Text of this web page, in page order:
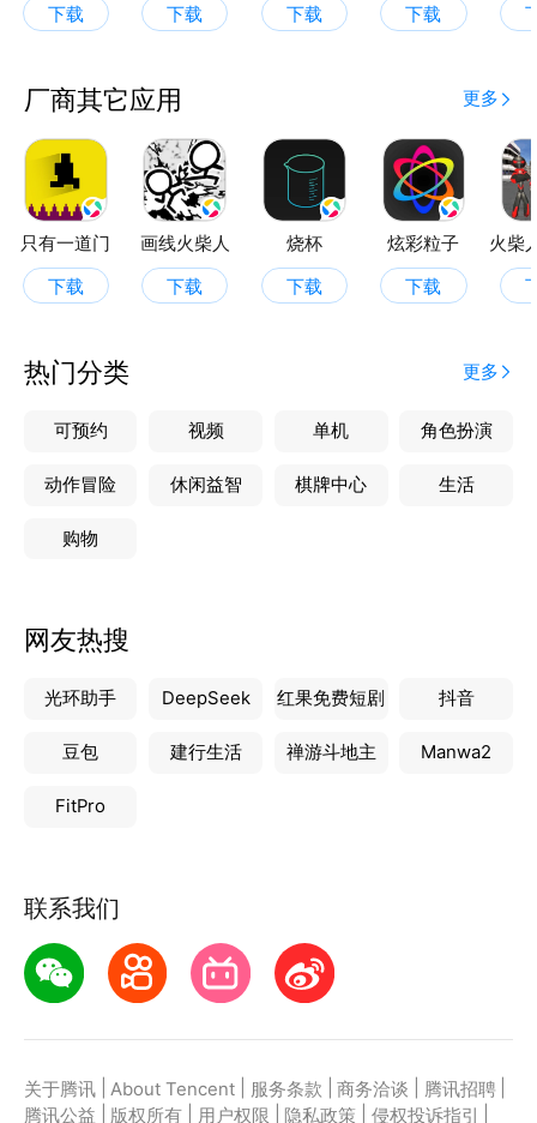
下载 下载 下载 下载
厂商其它应用 更多
只有一道门
下载
画线火柴人
下载
烧杯
下载
炫彩粒子
下载
热门分类 更多
可预约 视频 单机 角色扮演
动作冒险 休闲益智 棋牌中心 生活
购物
网友热搜
光环助手 DeepSeek 红果免费短剧 抖音
豆包 建行生活 禅游斗地主 Manwa2
FitPro
联系我们
关于腾讯 About Tencent 服务条款 商务洽谈 腾讯招聘
腾讯公益
版权所有 用户权限 隐私政策 侵权投诉指引